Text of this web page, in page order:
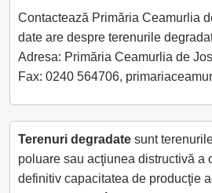
Contactează Primăria Ceamurlia
date are despre terenurile
Adresa: Primăria Ceamurlia de
Fax: 0240 564706,
Terenuri degradate sunt
poluare sau acţiunea distructivă a
definitiv capacitatea de producţie